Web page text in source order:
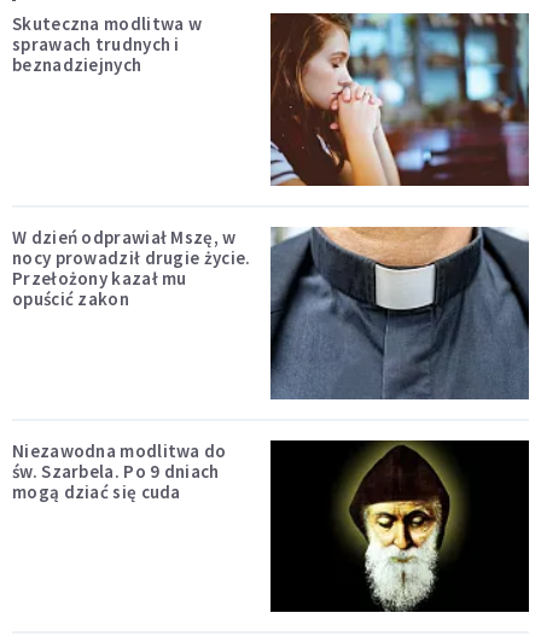
Skuteczna modlitwa w
sprawach trudnych i
beznadziejnych
W dzień odprawiał Mszę, w
nocy prowadził drugie życie.
Przełożony kazał mu
opuścić zakon
Niezawodna modlitwa do
św. Szarbela. Po 9 dniach
mogą dziać się cuda